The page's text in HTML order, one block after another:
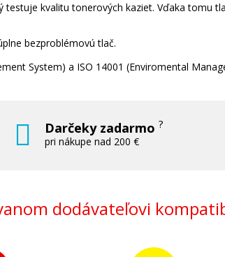
kvalitu tonerových kaziet. Vďaka tomu
bezproblémovú tlač.
System) a ISO 14001 (Enviromental
Darčeky zadarmo?
pri nákupe nad 200 €
dodávateľovi